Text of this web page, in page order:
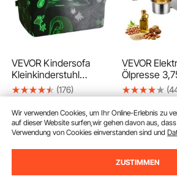
VEVOR Kindersofa
Kleinkinderstuhl
leuchtet im Dunkeln,
weiches und
bequemes
Kleinkindersofa, Couch
plüschiger kuscheliger
Geschenke
(176)
Endet Aug. 14
4290€
44,90€
-4%
VEVOR
Ölpresse
Ölmühle 750
°C bis 300
Sojabohnen
Mandeln,
19799
Wir verwenden Cookies, um Ihr Online-Erlebnis zu
auf dieser Website surfen,wir gehen davon aus,
Verwendung von Cookies einverstanden sind und
ZUSTIMMEN